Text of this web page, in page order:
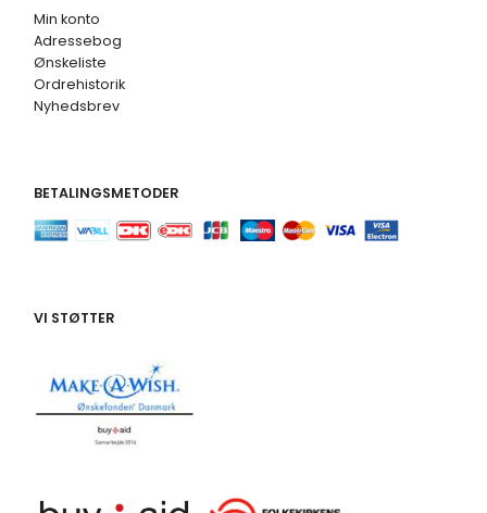
Min konto
Adressebog
Ønskeliste
Ordrehistorik
Nyhedsbrev
BETALINGSMETODER
VI STØTTER